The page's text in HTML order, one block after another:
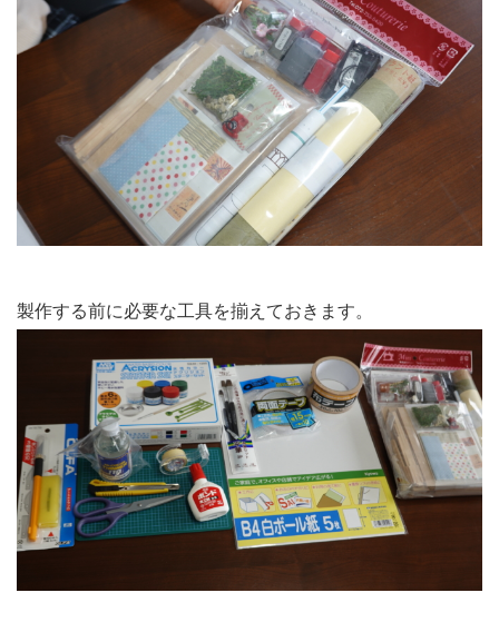
製作する前に必要な工具を揃えておきます。